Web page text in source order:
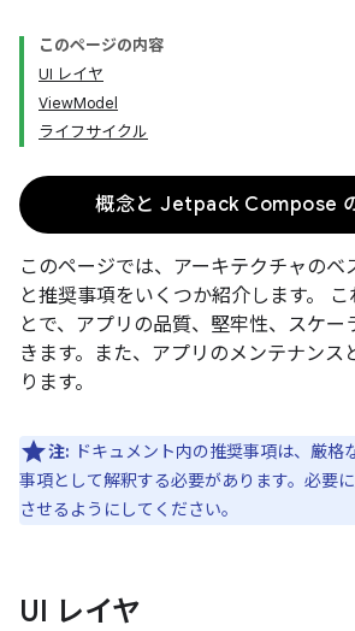
このページの内容
UI レイヤ
ViewModel
ライフサイクル
概念と Jetpack Compose
このページでは、アーキテクチャのベ
と推奨事項をいくつか紹介します。
とで、アプリの品質、堅牢性、スケー
きます。また、アプリのメンテナンス
ります。
注: ドキュメント内の推奨事項は、厳格
事項として解釈する必要があります。必要
させるようにしてください。
UI レイヤ